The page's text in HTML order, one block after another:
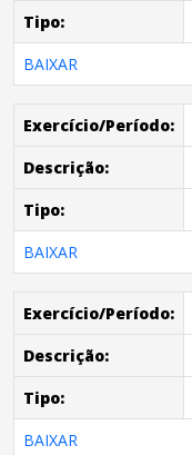
Tipo:
BAIXAR
Exercício/Período:
Descrição:
Tipo:
BAIXAR
Exercício/Período:
Descrição:
Tipo:
BAIXAR